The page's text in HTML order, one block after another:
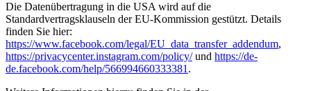
Die Datenübertragung in die USA wird auf die
Standardvertragsklauseln der EU-Kommission gestützt. Details
finden Sie hier:
https://www.facebook.com/legal/EU_data_transfer_addendum,
https://privacycenter.instagram.com/policy/und https://de-
de.facebook.com/help/566994660333381 .